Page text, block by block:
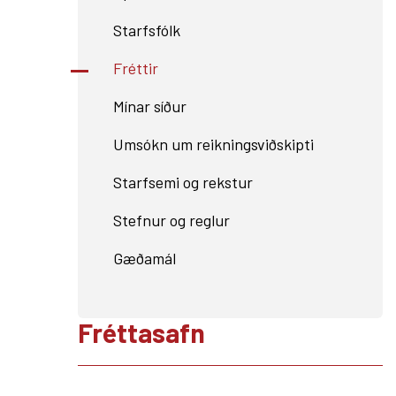
Starfsfólk
Fréttir
Mínar síður
Umsókn um reikningsviðskipti
Starfsemi og rekstur
Stefnur og reglur
Gæðamál
Fréttasafn